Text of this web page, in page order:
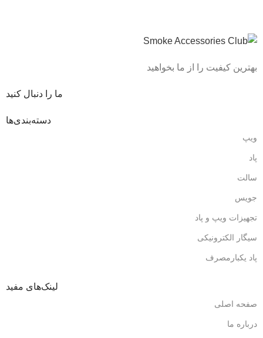
بهترین کیفیت را از ما بخواهید
ما را دنبال کنید
دسته‌بندی‌ها
ویپ
پاد
سالت
جویس
تجهیزات ویپ و پاد
سیگار الکترونیکی
پاد یکبارمصرف
لینک‌های مفید
صفحه اصلی
درباره ما